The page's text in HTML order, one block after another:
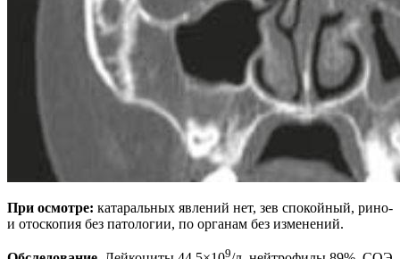
При осмотре: катаральных явлений нет, зев спокойный, рино-
и отоскопия без патологии, по органам без изменений.
9